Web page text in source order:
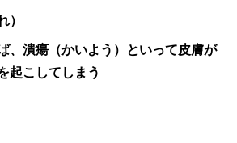
）
、潰瘍（かいよう）といって皮膚が
起こしてしまう